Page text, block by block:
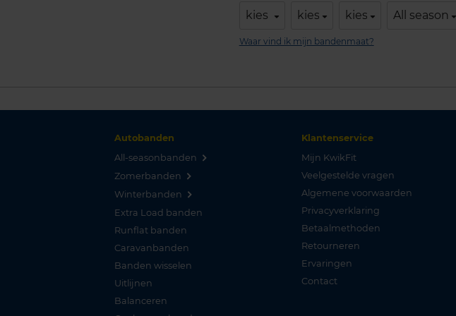
kies kies kies All season
Waar vind ik mijn bandenmaat?
Autobanden
All-seasonbanden
Zomerbanden
Winterbanden
Extra Load banden
Runflat banden
Caravanbanden
Banden wisselen
Uitlijnen
Balanceren
Klantenservice
Mijn KwikFit
Veelgestelde vragen
Algemene voorwaarden
Privacyverklaring
Betaalmethoden
Retourneren
Ervaringen
Contact